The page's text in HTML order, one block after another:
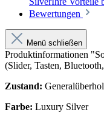
Bewertungen
Menü schließen
Produktinformationen
(Slider, Tasten,
Zustand:
Farbe: Luxury Silver